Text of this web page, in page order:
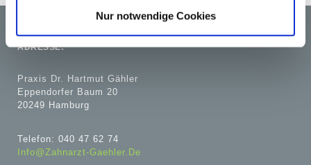
Nur notwendige Cookies
ADRESSE:
Praxis Dr. Hartmut Gähler
Eppendorfer Baum 20
20249 Hamburg
Telefon: 040 47 62 74
Info@zahnarzt-Gaehler.de